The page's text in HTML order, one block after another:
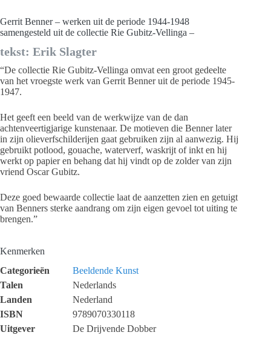
Gerrit Benner – werken uit de periode 1944-1948
samengesteld uit de collectie Rie Gubitz-Vellinga –
tekst: Erik Slagter
“De collectie Rie Gubitz-Vellinga omvat een groot gedeelte
van het vroegste werk van Gerrit Benner uit de periode 1945-
1947.
Het geeft een beeld van de werkwijze van de dan
achtenveertigjarige kunstenaar. De motieven die Benner later
in zijn olieverfschilderijen gaat gebruiken zijn al aanwezig. Hij
gebruikt potlood, gouache, waterverf, waskrijt of inkt en hij
werkt op papier en behang dat hij vindt op de zolder van zijn
vriend Oscar Gubitz.
Deze goed bewaarde collectie laat de aanzetten zien en getuigt
van Benners sterke aandrang om zijn eigen gevoel tot uiting te
brengen.”
Kenmerken
Categorieën
Beeldende Kunst
Talen
Nederlands
Landen
Nederland
ISBN
9789070330118
Uitgever
De Drijvende Dobber